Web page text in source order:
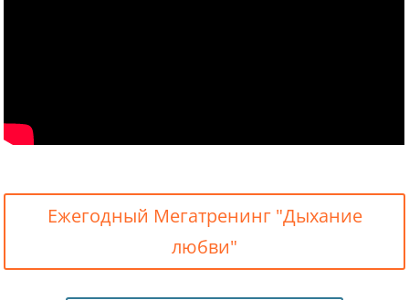
Ежегодный Мегатренинг "Дыхание
любви"